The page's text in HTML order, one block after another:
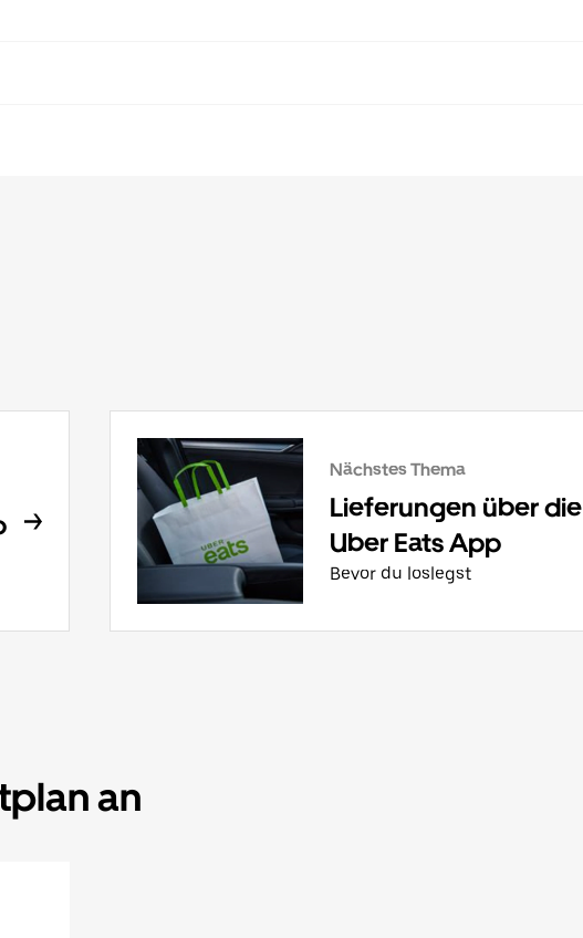
Nächstes Thema
Lieferungen über die
Uber Eats App
Bevor du loslegst
an